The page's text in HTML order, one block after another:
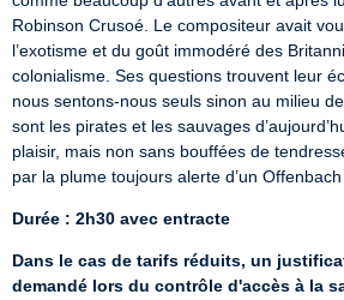
Robinson Crusoé. Le compositeur avait
l’exotisme et du goût immodéré des
colonialisme. Ses questions trouvent leur
nous sentons-nous seuls sinon au milieu
sont les pirates et les sauvages
plaisir, mais non sans bouffées de
par la plume toujours alerte d’un
Durée : 2h30 avec entracte
Dans le cas de tarifs réduits, un
demandé lors du contrôle d'accès à la